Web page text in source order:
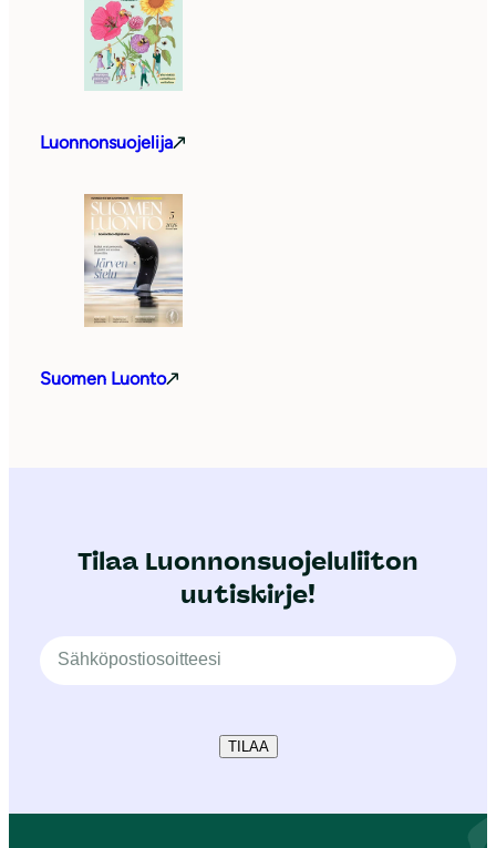
Luonnonsuojelija
Suomen Luonto
Tilaa Luonnonsuojeluliiton
uutiskirje!
TILAA